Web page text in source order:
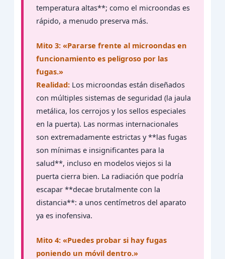
temperatura altas**; como el microondas es
rápido, a menudo preserva más.
Mito 3: «Pararse frente al microondas en
funcionamiento es peligroso por las
fugas.»
Realidad: Los microondas están diseñados
con múltiples sistemas de seguridad (la jaula
metálica, los cerrojos y los sellos especiales
en la puerta). Las normas internacionales
son extremadamente estrictas y **las fugas
son mínimas e insignificantes para la
salud**, incluso en modelos viejos si la
puerta cierra bien. La radiación que podría
escapar **decae brutalmente con la
distancia**: a unos centímetros del aparato
ya es inofensiva.
Mito 4: «Puedes probar si hay fugas
poniendo un móvil dentro.»